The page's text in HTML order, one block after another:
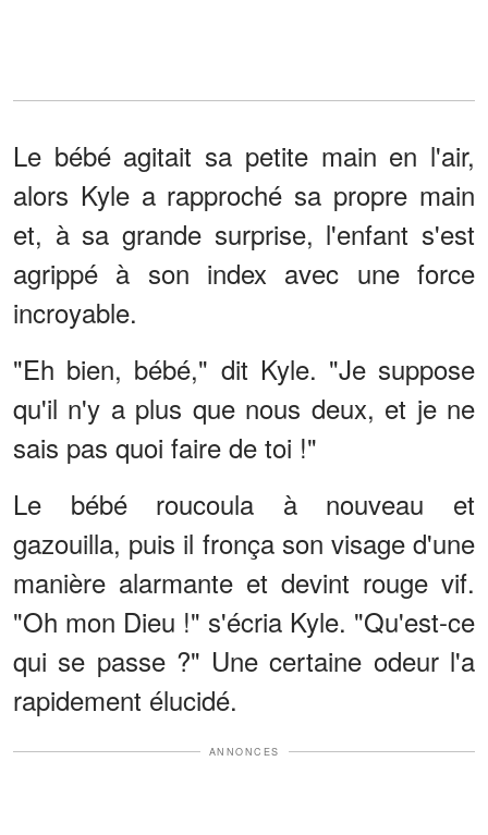
Le bébé agitait sa petite main en l'air,
alors Kyle a rapproché sa propre main
et, à sa grande surprise, l'enfant s'est
agrippé à son index avec une force
incroyable.
"Eh bien, bébé," dit Kyle. "Je suppose
qu'il n'y a plus que nous deux, et je ne
sais pas quoi faire de toi !"
Le bébé roucoula à nouveau et
gazouilla, puis il fronça son visage d'une
manière alarmante et devint rouge vif.
"Oh mon Dieu !" s'écria Kyle. "Qu'est-ce
qui se passe ?" Une certaine odeur l'a
rapidement élucidé.
ANNONCES